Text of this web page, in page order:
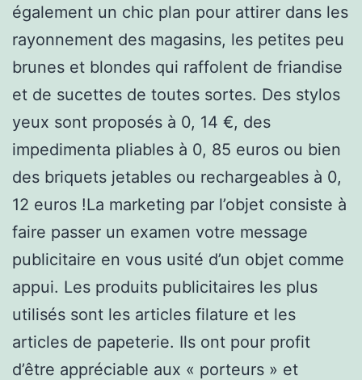
également un chic plan pour attirer dans les
rayonnement des magasins, les petites peu
brunes et blondes qui raffolent de friandise
et de sucettes de toutes sortes. Des stylos
yeux sont proposés à 0, 14 €, des
impedimenta pliables à 0, 85 euros ou bien
des briquets jetables ou rechargeables à 0,
12 euros !La marketing par l’objet consiste à
faire passer un examen votre message
publicitaire en vous usité d’un objet comme
appui. Les produits publicitaires les plus
utilisés sont les articles filature et les
articles de papeterie. Ils ont pour profit
d’être appréciable aux « porteurs » et